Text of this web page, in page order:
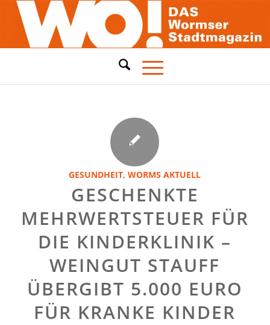
GESUNDHEIT,WORMS AKTUELL
GESCHENKTE
MEHRWERTSTEUER FÜR
DIE KINDERKLINIK –
WEINGUT STAUFF
ÜBERGIBT 5.000 EURO
FÜR KRANKE KINDER